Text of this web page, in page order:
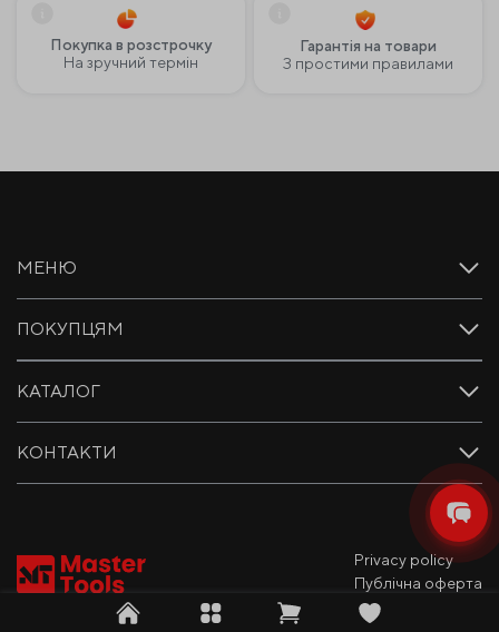
Покупка в розстрочку
На зручний термін
Гарантія на товари
З простими правилами
КАТАЛОГ
ПОКУПЦЯМ
МЕНЮ
КОНТАКТИ
Privacy policy
Публічна оферта